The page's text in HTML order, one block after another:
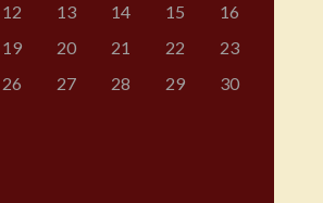
12 13 14 15
16
19 20 21 22
23
26 27 28 29
30